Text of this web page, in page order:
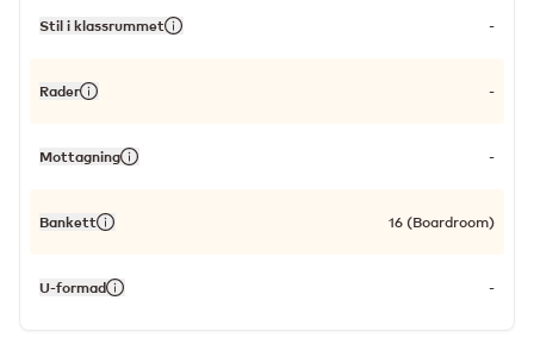
Stil i klassrummet -
Rader -
Mottagning -
Bankett 16 (Boardroom)
U-formad -